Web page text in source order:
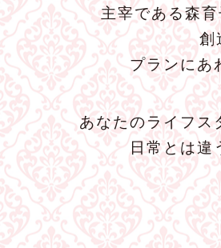
主宰である森
創
プランにあ
あなたのライフ
日常とは違